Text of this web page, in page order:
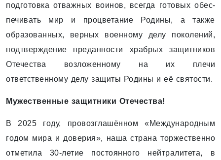
подготовка отважных воинов, всегда готовых обес­
печивать мир и процветание Родины, а также
образованных, верных военному делу поколений,
подтверждение преданности храбрых защитников
Отечества возложенному на их плечи
ответственному делу защиты Родины и её святости.
Мужественные защитники Отечества!
В 2025 году, провозглашённом «Международным
годом мира и доверия», наша страна торжественно
отметила 30-летие постоянного нейтралитета, в